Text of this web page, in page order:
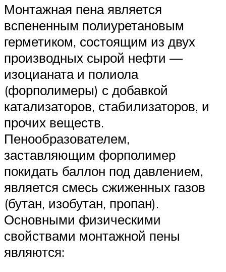
Монтажная пена является
вспененным полиуретановым
герметиком, состоящим из двух
производных сырой нефти —
изоцианата и полиола
(форполимеры) с добавкой
катализаторов, стабилизаторов, и
прочих веществ.
Пенообразователем,
заставляющим форполимер
покидать баллон под давлением,
является смесь сжиженных газов
(бутан, изобутан, пропан).
Основными физическими
свойствами монтажной пены
являются: